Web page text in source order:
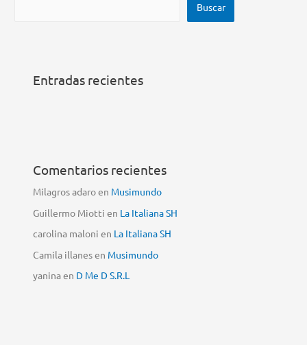
Buscar
Entradas recientes
Comentarios recientes
Milagros adaroen Musimundo
Guillermo Miotti en La Italiana SH
carolina maloni en La Italiana SH
Camila illanesen Musimundo
yaninaen D Me D S.R.L